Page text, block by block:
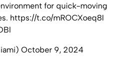
for quick-moving
https://t.co/mROCXoeq8I
October 9, 2024